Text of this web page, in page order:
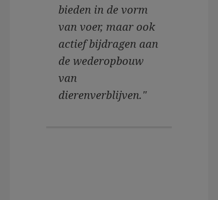
bieden in de vorm
van voer, maar ook
actief bijdragen aan
de wederopbouw
van
dierenverblijven."